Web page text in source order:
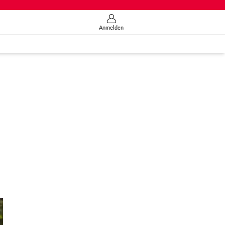
Anmelden